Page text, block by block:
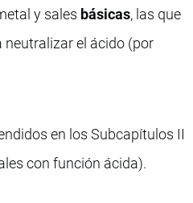
y sales básicas, las que
neutralizar el ácido (por
en los Subcapítulos II
con función ácida).